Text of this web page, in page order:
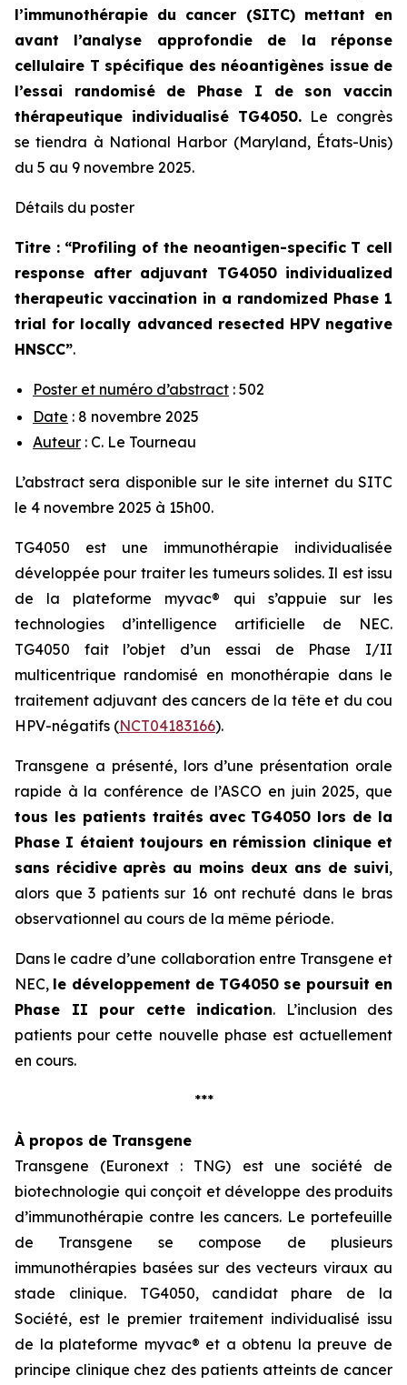
l’immunothérapie du cancer (SITC) mettant en
avant l’analyse approfondie de la réponse
cellulaire T spécifique des néoantigènes issue de
l’essai randomisé de Phase I de son vaccin
thérapeutique individualisé TG4050. Le congrès
se tiendra à National Harbor (Maryland, États-Unis)
du 5 au 9 novembre 2025.
Détails du poster
Titre : “Profiling of the neoantigen-specific T cell
response after adjuvant TG4050 individualized
therapeutic vaccination in a randomized Phase 1
trial for locally advanced resected HPV negative
HNSCC”.
Poster et numéro d’abstract : 502
Date : 8 novembre 2025
Auteur : C. Le Tourneau
L’abstract sera disponible sur le site internet du SITC
le 4 novembre 2025 à 15h00.
TG4050 est une immunothérapie individualisée
développée pour traiter les tumeurs solides. Il est issu
de la plateforme myvac® qui s’appuie sur les
technologies d’intelligence artificielle de NEC.
TG4050 fait l’objet d’un essai de Phase I/II
multicentrique randomisé en monothérapie dans le
traitement adjuvant des cancers de la tête et du cou
HPV-négatifs (NCT04183166).
Transgene a présenté, lors d’une présentation orale
rapide à la conférence de l’ASCO en juin 2025, que
tous les patients traités avec TG4050 lors de la
Phase I étaient toujours en rémission clinique et
sans récidive après au moins deux ans de suivi,
alors que 3 patients sur 16 ont rechuté dans le bras
observationnel au cours de la même période.
Dans le cadre d’une collaboration entre Transgene et
NEC, le développement de TG4050 se poursuit en
Phase II pour cette indication. L’inclusion des
patients pour cette nouvelle phase est actuellement
en cours.
***
À propos de Transgene
Transgene (Euronext : TNG) est une société de
biotechnologie qui conçoit et développe des produits
d’immunothérapie contre les cancers. Le portefeuille
de Transgene se compose de plusieurs
immunothérapies basées sur des vecteurs viraux au
stade clinique. TG4050, candidat phare de la
Société, est le premier traitement individualisé issu
de la plateforme myvac® et a obtenu la preuve de
principe clinique chez des patients atteints de cancer